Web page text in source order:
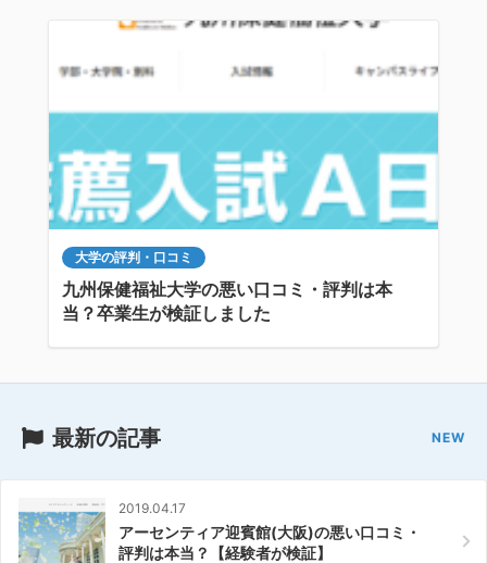
大学の評判・口コミ
九州保健福祉大学の悪い口コミ・評判は本
当？卒業生が検証しました
最新の記事
2019.04.17
アーセンティア迎賓館(大阪)の悪い口コミ・
評判は本当？【経験者が検証】